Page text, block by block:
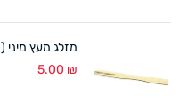
מזלג מעץ מיני (50 יח)
5.00 ₪